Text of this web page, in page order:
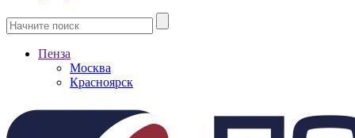
Пенза
Москва
Красноярск